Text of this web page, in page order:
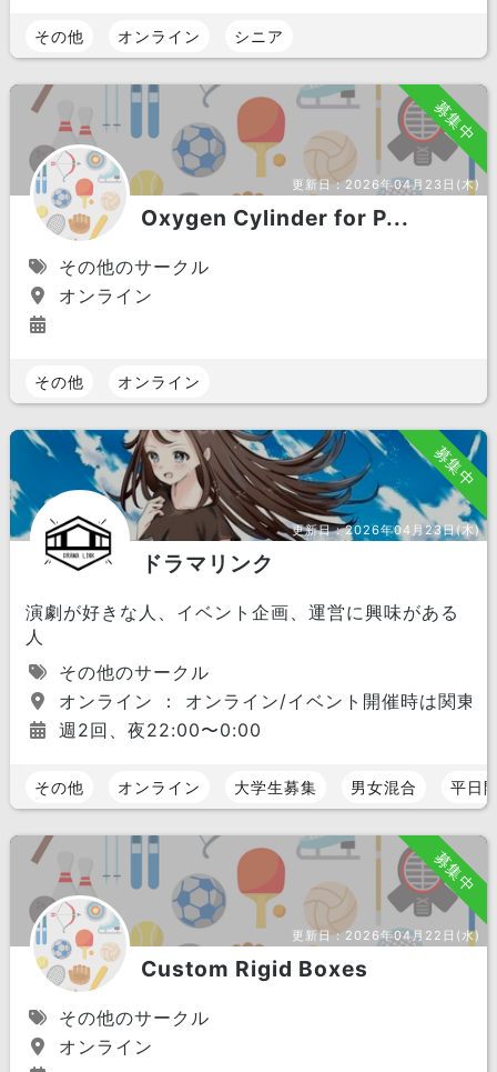
その他 オンライン シニア
募集中
更新日：2026年04月23日(木)
Oxygen Cylinder for P...
その他のサークル
オンライン
その他 オンライン
募集中
更新日：2026年04月23日(木)
ドラマリンク
演劇が好きな人、イベント企画、運営に興味がある
人
その他のサークル
オンライン ： オンライン/イベント開催時は関東
週2回、夜22:00〜0:00
その他 オンライン 大学生募集 男女混合 平日
募集中
更新日：2026年04月22日(水)
Custom Rigid Boxes
その他のサークル
オンライン